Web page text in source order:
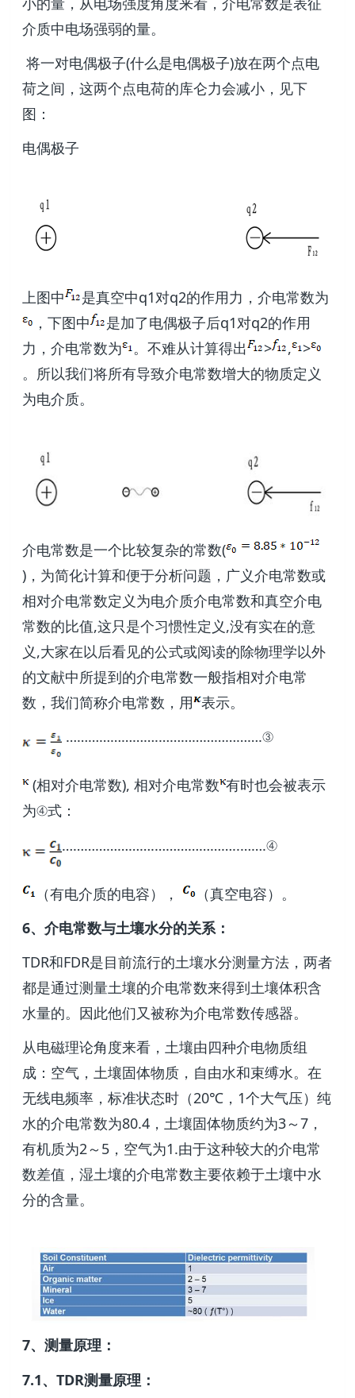
介质中电场强弱的量。
将一对电偶极子(什么是电偶极子)放在两个点电
荷之间，这两个点电荷的库仑力会减小，见下
图：
电偶极子
上图中
是真空中q1对q2的作用力，介电常数为
，下图中
是加了电偶极子后q1对q2的作用
力，介电常数为
。不难从计算得出 > ,
>
。所以我们将所有导致介电常数增大的物质定义
为电介质。
介电常数是一个比较复杂的常数(
)，为简化计算和便于分析问题，广义介电常数或
相对介电常数定义为电介质介电常数和真空介电
常数的比值,这只是个习惯性定义,没有实在的意
义,大家在以后看见的公式或阅读的除物理学以外
的文献中所提到的介电常数一般指相对介电常
数，我们简称介电常数，用 表示。
…………………….……………………….③
(相对介电常数), 相对介电常数 有时也会被表示
为④式：
…………………….…………………..…….④
（有电介质的电容），
（真空电容）。
6、介电常数与土壤水分的关系：
TDR和FDR是目前流行的土壤水分测量方法，两者
都是通过测量土壤的介电常数来得到土壤体积含
水量的。因此他们又被称为介电常数传感器。
从电磁理论角度来看，土壤由四种介电物质组
成：空气，土壤固体物质，自由水和束缚水。在
无线电频率，标准状态时（20℃，1个大气压）纯
水的介电常数为80.4，土壤固体物质约为3～7，
有机质为2～5，空气为1.由于这种较大的介电常
数差值，湿土壤的介电常数主要依赖于土壤中水
分的含量。
7、测量原理：
7.1、TDR测量原理：